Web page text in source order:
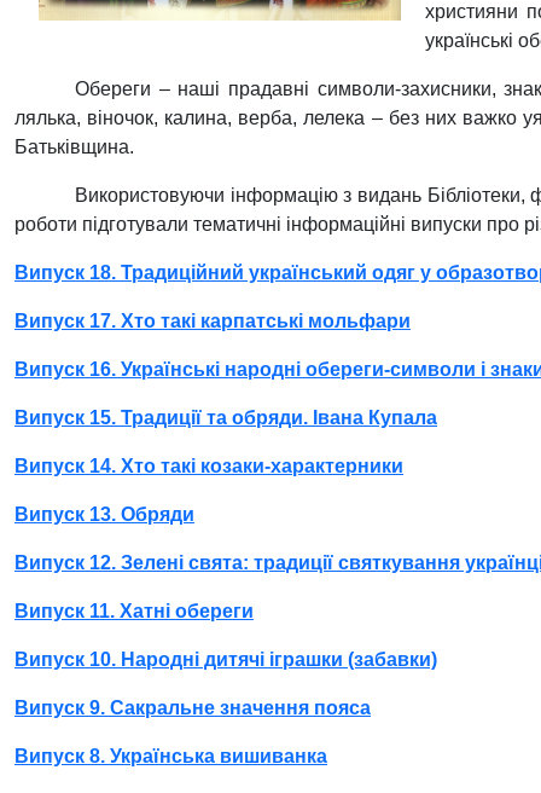
християни
українські
Обереги – наші прадавні символи-захисники,
лялька, віночок, калина, верба, лелека – без них важко
Батьківщина.
Використовуючи інформацію з видань Бібліотеки,
роботи підготували тематичні інформаційні випуски про
Випуск 18. Традиційний український одяг у
Випуск 17. Хто такі карпатські мольфари
Випуск 16. Українські народні обереги-символи і
Випуск 15. Традиції та обряди. Івана Купала
Випуск 14. Хто такі козаки-характерники
Випуск 13. Обряди
Випуск 12. Зелені свята: традиції святкування
Випуск 11. Хатні обереги
Випуск 10. Народні дитячі іграшки (забавки)
Випуск 9. Сакральне значення пояса
Випуск 8. Українська вишиванка